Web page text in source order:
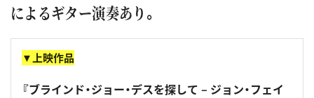
によるギター演奏あり。
▼上映作品
『ブラインド・ジョー・デスを探して – ジョン・フェイ